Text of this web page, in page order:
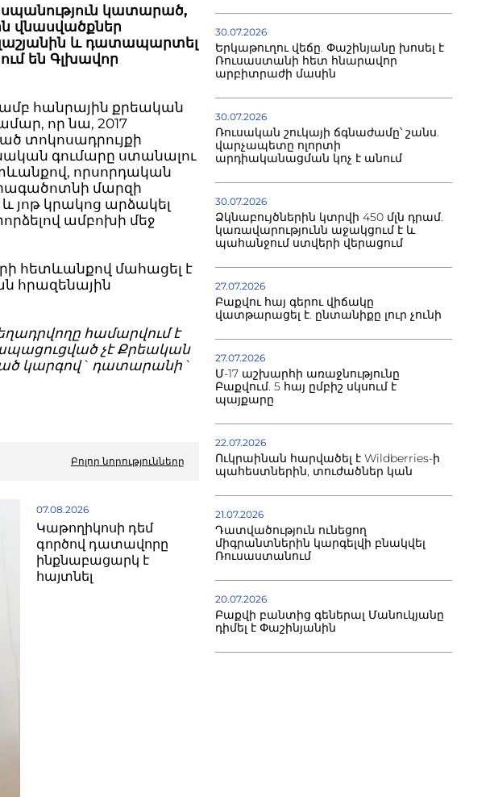
կատարած,
վնասվածքներ
և դատապարտել
են Գլխավոր
հանրային քրեական
որ նա, 2017
տոկոսադրույքի
գումարը ստանալու
որսորդական
մարզի
յոթ կրակոց արձակել
ամբոխի մեջ
հետևանքով մահացել է
հրազենային
համարվում է
չէ Քրեական
կարգով` դատարանի`
Բոլոր նորությունները
07.08.2026
Կաթողիկոսի դեմ
գործով դատավորը
ինքնաբացարկ է
հայտնել
30.07.2026
Երկաթուղու վեճը. Փաշինյանը խոսել է
Ռուսաստանի հետ հնարավոր
արբիտրաժի մասին
30.07.2026
Ռուսական շուկայի ճգնաժամը՝ շանս.
վարչապետը ոլորտի
արդիականացման կոչ է անում
30.07.2026
Ձկնաբույծներին կտրվի 450 մլն դրամ.
կառավարությունն աջակցում է և
պահանջում ստվերի վերացում
27.07.2026
Բաքվու հայ գերու վիճակը
վատթարացել է. ընտանիքը լուր չունի
27.07.2026
Մ-17 աշխարհի առաջնությունը
Բաքվում. 5 հայ ըմբիշ սկսում է
պայքարը
22.07.2026
Ուկրաինան հարվածել է Wildberries-ի
պահեստներին, տուժածներ կան
21.07.2026
Դատվածություն ունեցող
միգրանտներին կարգելվի բնակվել
Ռուսաստանում
20.07.2026
Բաքվի բանտից գեներալ Մանուկյանը
դիմել է Փաշինյանին